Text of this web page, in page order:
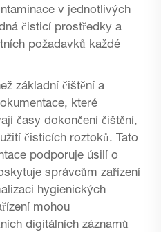
v jednotlivých
čisticí prostředky a
požadavků každé
základní čištění a
které
časy dokončení čištění,
čisticích roztoků. Tato
podporuje úsilí o
správcům zařízení
hygienických
mohou
digitálních záznamů